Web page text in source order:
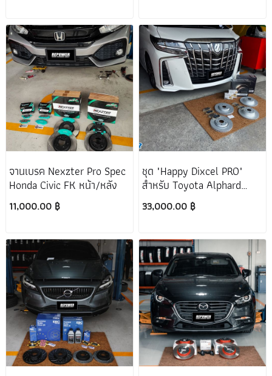
จานเบรค Nexzter Pro Spec
Honda Civic FK หน้า/หลัง
11,000.00 ฿
ชุด "Happy Dixcel PRO"
สำหรับ Toyota Alphard
Vellfire A_H30
33,000.00 ฿